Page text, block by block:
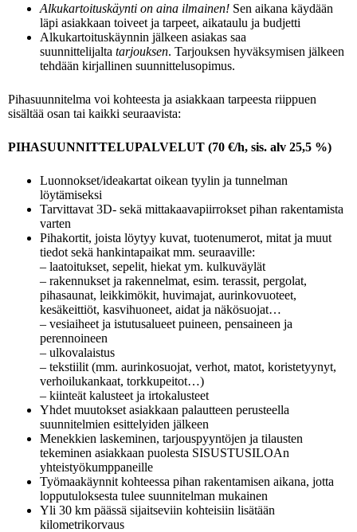
Alkukartoituskäynti on aina ilmainen! Sen aikana käydään
läpi asiakkaan toiveet ja tarpeet, aikataulu ja budjetti
Alkukartoituskäynnin jälkeen asiakas saa
suunnittelijalta tarjouksen. Tarjouksen hyväksymisen jälkeen
tehdään kirjallinen suunnittelusopimus.
Pihasuunnitelma voi kohteesta ja asiakkaan tarpeesta riippuen
sisältää osan tai kaikki seuraavista:
PIHASUUNNITTELUPALVELUT (70 €/h, sis. alv 25,5 %)
Luonnokset/ideakartat oikean tyylin ja tunnelman
löytämiseksi
Tarvittavat 3D- sekä mittakaavapiirrokset pihan rakentamista
varten
Pihakortit, joista löytyy kuvat, tuotenumerot, mitat ja muut
tiedot sekä hankintapaikat mm. seuraaville:
– laatoitukset, sepelit, hiekat ym. kulkuväylät
– rakennukset ja rakennelmat, esim. terassit, pergolat,
pihasaunat, leikkimökit, huvimajat, aurinkovuoteet,
kesäkeittiöt, kasvihuoneet, aidat ja näkösuojat…
– vesiaiheet ja istutusalueet puineen, pensaineen ja
perennoineen
– ulkovalaistus
– tekstiilit (mm. aurinkosuojat, verhot, matot, koristetyynyt,
verhoilukankaat, torkkupeitot…)
– kiinteät kalusteet ja irtokalusteet
Yhdet muutokset asiakkaan palautteen perusteella
suunnitelmien esittelyiden jälkeen
Menekkien laskeminen, tarjouspyyntöjen ja tilausten
tekeminen asiakkaan puolesta SISUSTUSILOAn
yhteistyökumppaneille
Työmaakäynnit kohteessa pihan rakentamisen aikana, jotta
lopputuloksesta tulee suunnitelman mukainen
Yli 30 km päässä sijaitseviin kohteisiin lisätään
kilometrikorvaus